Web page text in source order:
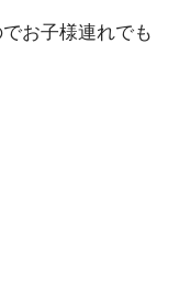
お子様連れでも